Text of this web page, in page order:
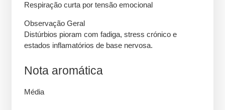
Respiração curta por tensão emocional
Observação Geral
Distúrbios pioram com fadiga, stress crónico e
estados inflamatórios de base nervosa.
Nota aromática
Média